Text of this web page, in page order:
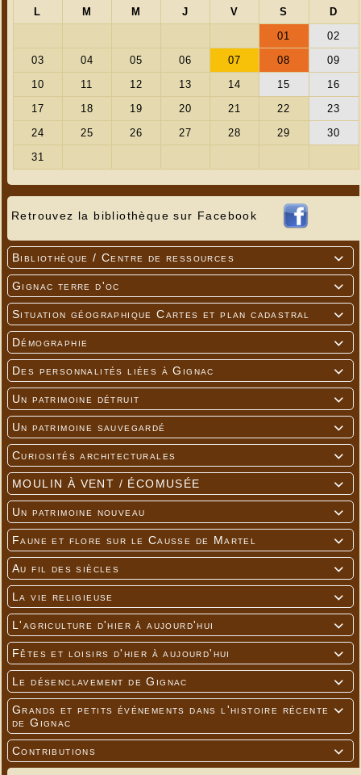
Retrouvez la bibliothèque sur Facebook

Bibliothèque / Centre de ressources

Gignac terre d'oc

Situation géographique Cartes et plan cadastral

Démographie

Des personnalités liées à Gignac

Un patrimoine détruit

Un patrimoine sauvegardé

Curiosités architecturales

MOULIN À VENT / ÉCOMUSÉE

Un patrimoine nouveau

Faune et flore sur le Causse de Martel

Au fil des siècles

La vie religieuse

L'agriculture d'hier à aujourd'hui

Fêtes et loisirs d'hier à aujourd'hui

Le désenclavement de Gignac

Grands et petits événements dans l'histoire récente
de Gignac

Contributions